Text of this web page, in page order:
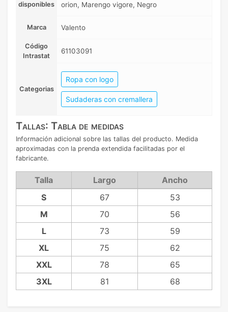
disponibles
orion, Marengo vigore, Negro
Marca Valento
Código
Intrastat
61103091
Categorias
Ropa con logo
Sudaderas con cremallera
Tallas: Tabla de medidas
Información adicional sobre las tallas del producto. Medida
aproximadas con la prenda extendida facilitadas por el
fabricante.
Talla Largo
Ancho
S
67
53
M
70
56
L
73
59
XL
75
62
XXL
78
65
3XL
81 68